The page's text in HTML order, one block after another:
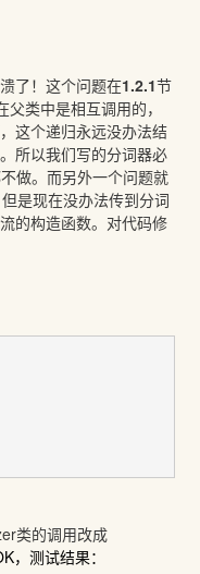
了！这个问题在1.2.1节
类中是相互调用的，
这个递归永远没办法结
所以我们写的分词器必
做。而另外一个问题就
是现在没办法传到分词
的构造函数。对代码修
类的调用改成
，测试结果：